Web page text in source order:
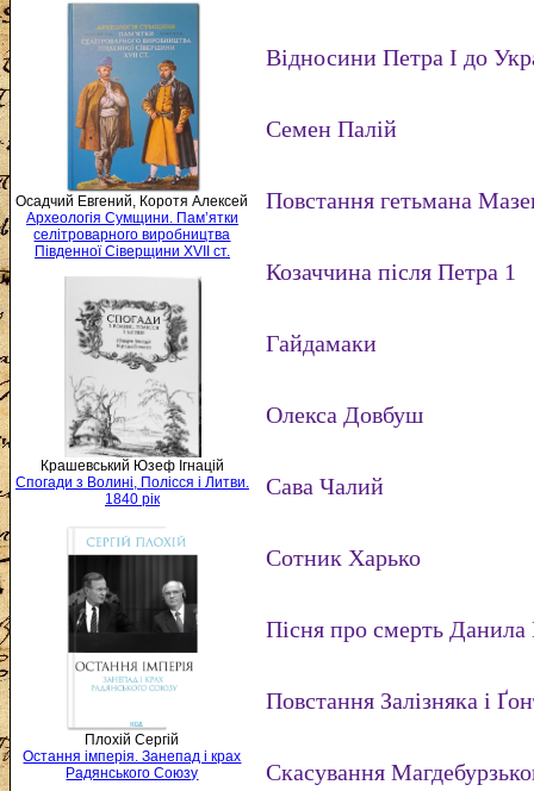
Осадчий Евгений, Коротя Алексей
Археологія Сумщини. Пам’ятки
селітроварного виробництва
Південної Сіверщини XVII ст.
Крашевський Юзеф Ігнацій
Спогади з Волині, Полісся і Литви.
1840 рік
Плохій Сергій
Остання імперія. Занепад і крах
Радянського Союзу
Відносини Петра І до
Семен Палій
Повстання гетьмана
Козаччина після Петра 1
Гайдамаки
Олекса Довбуш
Сава Чалий
Сотник Харько
Пісня про смерть Данила
Повстання Залізняка і
Скасування